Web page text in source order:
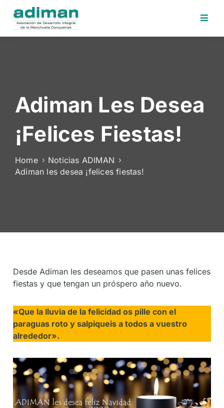
Desafios
Electrónica
Contratante
De
Adiman Les Desea
¡felices Fiestas!
Home
Noticias ADIMAN
Adiman les desea ¡felices fiestas!
Desde Adiman les deseamos que pasen unas felices
fiestas y que tengan un próspero año nuevo.
«Que la lluvia de la felicidad os pille con el
paraguas roto y salpiqueis a todos a vuestro
alrededor».